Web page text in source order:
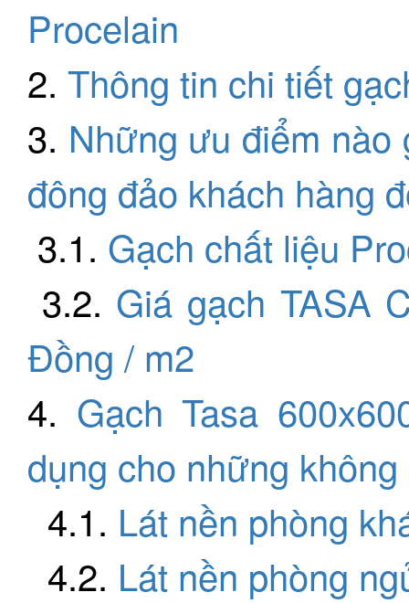
Procelain
2. Thông tin chi tiết
3. Những ưu điểm
đông đảo khách hàng
3.1. Gạch chất liệu
3.2. Giá gạch TASA
Đồng / m2
4. Gạch Tasa
dụng cho những
4.1. Lát nền phòng
4.2. Lát nền phòng